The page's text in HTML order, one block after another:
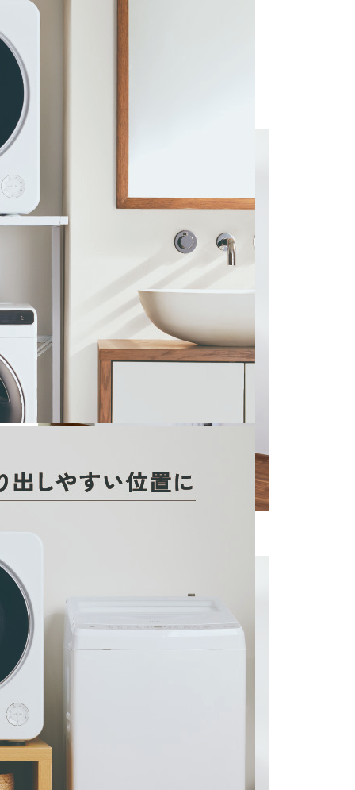
※写真はイメージです。
商品詳細を見る
ピッタリ置ける専用ラック
合わせて選べる2カラー展開